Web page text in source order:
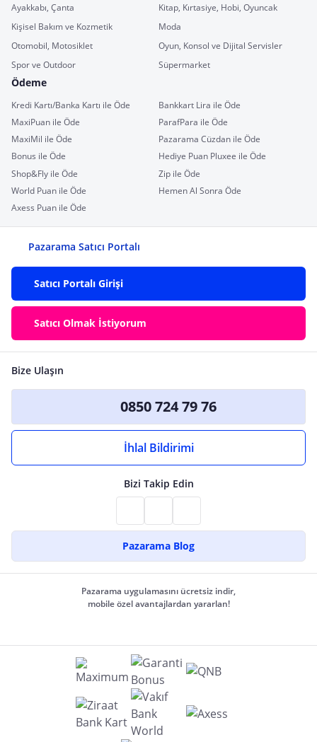
Ayakkabı, Çanta
Kitap, Kırtasiye, Hobi, Oyuncak
Kişisel Bakım ve Kozmetik
Moda
Otomobil, Motosiklet
Oyun, Konsol ve Dijital Servisler
Spor ve Outdoor
Süpermarket
Ödeme
Kredi Kartı/Banka Kartı ile Öde
Bankkart Lira ile Öde
MaxiPuan ile Öde
ParafPara ile Öde
MaxiMil ile Öde
Pazarama Cüzdan ile Öde
Bonus ile Öde
Hediye Puan Pluxee ile Öde
Shop&Fly ile Öde
Zip ile Öde
World Puan ile Öde
Hemen Al Sonra Öde
Axess Puan ile Öde
Pazarama Satıcı Portalı
Satıcı Portalı Girişi
Satıcı Olmak İstiyorum
Bize Ulaşın
0850 724 79 76
İhlal Bildirimi
Bizi Takip Edin
Pazarama Blog
Pazarama uygulamasını ücretsiz indir,
mobile özel avantajlardan yararlan!